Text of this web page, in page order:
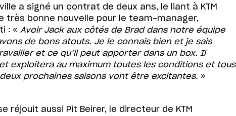
a signé un contrat de deux ans, le liant à KTM
très bonne nouvelle pour le team-manager,
: « Avoir Jack aux côtés de Brad dans notre équipe
de bons atouts. Je le connais bien et je sais
et ce qu’il peut apporter dans un box. Il
exploitera au maximum toutes les conditions et tous
prochaines saisons vont être excitantes. »
réjouit aussi Pit Beirer, le directeur de KTM